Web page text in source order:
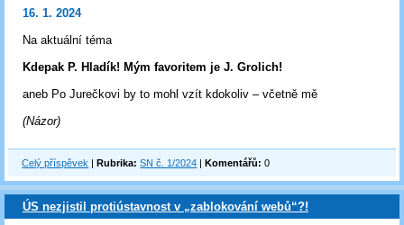
16. 1. 2024
Na aktuální téma
Kdepak P. Hladík! Mým favoritem je J. Grolich!
aneb Po Jurečkovi by to mohl vzít kdokoliv – včetně mě
(Názor)
Celý příspěvek |Rubrika: SN č. 1/2024 |Komentářů: 0
ÚS nezjistil protiústavnost v „zablokování webů“?!